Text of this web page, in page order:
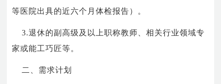
等医院出具的近六个月体检报告）。
3.退休的副高级及以上职称教师、相关行业领域专
家或能工巧匠等。
二、需求计划